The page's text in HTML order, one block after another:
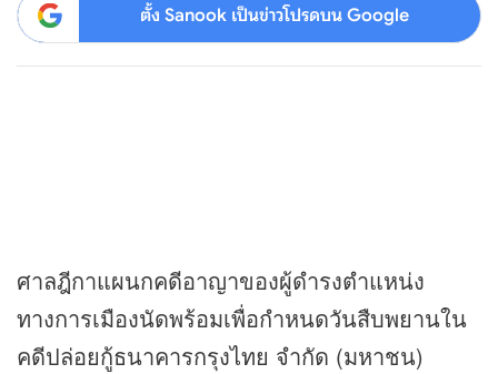
ตั้ง Sanook เป็นข่าวโปรดบน Google
ศาลฎีกาแผนกคดีอาญาของผู้ดำรงตำแหน่ง
ทางการเมืองนัดพร้อมเพื่อกำหนดวันสืบพยานใน
คดีปล่อยกู้ธนาคารกรุงไทย จำกัด (มหาชน)